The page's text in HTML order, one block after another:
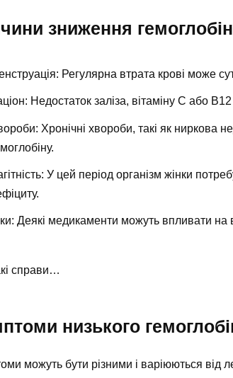
зниження
Регулярна втрата крові може
Недостаток заліза, вітаміну С або
Хронічні хвороби, такі як ниркова
У цей період організм жінки
Деякі медикаменти можуть впливати на
справи…
низького
можуть бути різними і варіюються від